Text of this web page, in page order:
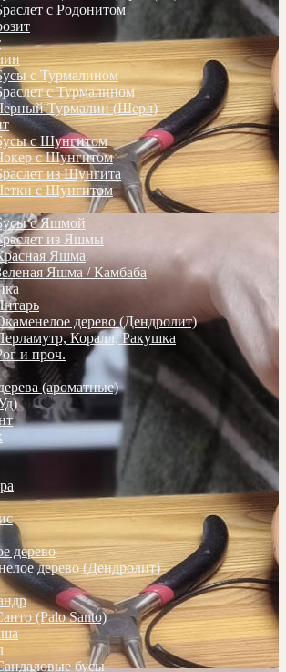
с Родонитом
с Турмалином
с Турмалином
Турмалин (Шерл)
с Шунгитом
с Шунгитом
из Шунгита
с Шунгитом
с Яшмой
из Яшмы
Яшма
Яшма / Камбаба
дерево (Дендролит)
Коралл, Ракушка
и проч.
(ароматные)
дерево
дерево (Дендролит)
(Palo Santo)
бусы